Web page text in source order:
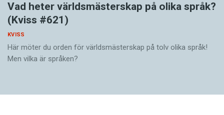
Vad heter världsmästerskap på olika språk?
(Kviss #621)
KVISS
Här möter du orden för världsmästerskap på tolv olika språk!
Men vilka är språken?